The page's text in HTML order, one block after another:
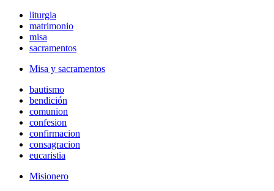
liturgia
matrimonio
misa
sacramentos
Misa y sacramentos
bautismo
bendición
comunion
confesion
confirmacion
consagracion
eucaristia
Misionero